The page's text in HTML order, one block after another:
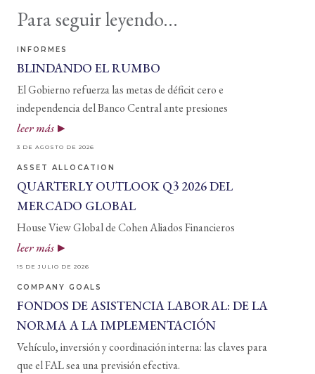
Para seguir leyendo...
INFORMES
BLINDANDO EL RUMBO
El Gobierno refuerza las metas de déficit cero e
independencia del Banco Central ante presiones
leer más
3 DE AGOSTO DE 2026
ASSET ALLOCATION
QUARTERLY OUTLOOK Q3 2026 DEL
MERCADO GLOBAL
House View Global de Cohen Aliados Financieros
leer más
15 DE JULIO DE 2026
COMPANY GOALS
FONDOS DE ASISTENCIA LABORAL: DE LA
NORMA A LA IMPLEMENTACIÓN
Vehículo, inversión y coordinación interna: las claves para
que el FAL sea una previsión efectiva.